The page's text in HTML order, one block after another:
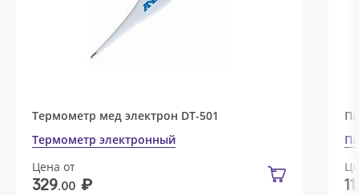
Термометр мед электрон DT-501
Термометр электронный
Цена от
329.00 ₽ 11